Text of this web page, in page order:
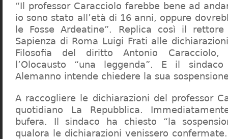
“Il professor Caracciolo farebbe bene ad
io sono stato all’età di 16 anni, oppure
le Fosse Ardeatine”. Replica così il rettore
Sapienza di Roma Luigi Frati alle
Filosofia del diritto Antonio
l’Olocausto “una leggenda”. E il
Alemanno intende chiedere la sua
A raccogliere le dichiarazioni del professor
quotidiano La Repubblica.
bufera. Il sindaco ha chiesto “la
qualora le dichiarazioni venissero